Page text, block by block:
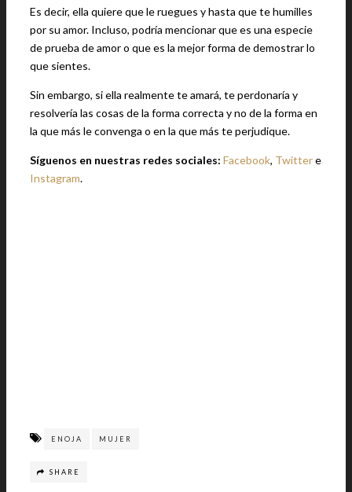
Es decir, ella quiere que le ruegues y hasta que te humilles
por su amor. Incluso, podría mencionar que es una especie
de prueba de amor o que es la mejor forma de demostrar lo
que sientes.
Sin embargo, si ella realmente te amará, te perdonaría y
resolvería las cosas de la forma correcta y no de la forma en
la que más le convenga o en la que más te perjudique.
Síguenos en nuestras redes sociales: Facebook, Twittere
Instagram.
ENOJA MUJER
SHARE